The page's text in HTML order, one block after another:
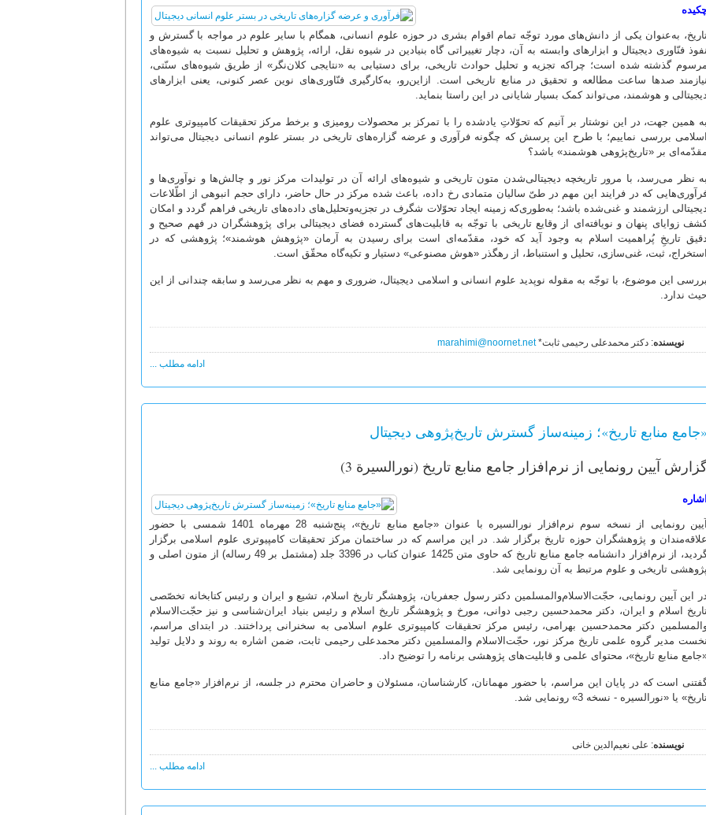
به‌عنوان یکی از دانش‌های مورد توجّه تمام اقوام بشری در حوزه علوم انسانی، همگام با سایر علوم در مواجه با گسترش و
نفوذ فنّاوری دیجیتال و ابزارهای وابسته به آن، دچار تغییراتی گاه بنیادین در شیوه نقل، ارائه، پژوهش و تحلیل نسبت به شیوه‌های
مرسوم گذشته شده است؛ چراکه تجزیه و تحلیل حوادث تاریخی، برای دستیابی به «نتایجی کلان‌نگر» از طریق شیوه‌های سنّتی،
نیازمند صدها ساعت مطالعه و تحقیق در منابع تاریخی است. ازاین‌رو، به‌کارگیری فنّاوری‌های نوین عصر کنونی، یعنی ابزارهای
دیجیتالی و هوشمند، می‌تواند کمک بسیار شایانی در این راستا بنماید.
به همین جهت، در این نوشتار بر آنیم که تحوّلاتِ یادشده را با تمرکز بر محصولات رومیزی و برخط مرکز تحقیقات کامپیوتری علوم
اسلامی بررسی نماییم؛ با طرح این پرسش که چگونه فرآوری و عرضه گزاره‌های تاریخی در بستر علوم انسانی دیجیتال می‌تواند
مقدّمه‌ای بر «تاریخ‌پژوهی هوشمند» باشد؟
به نظر می‌رسد، با مرور تاریخچه دیجیتالی‌شدن متون تاریخی و شیوه‌های ارائه آن در تولیدات مرکز نور و چالش‌ها و نوآوری‌ها و
که در فرایند این مهم در طیّ سالیان متمادی رخ داده، باعث شده مرکز در حال حاضر، دارای حجم انبوهی از اطّلاعات
دیجیتالی ارزشمند و غنی‌شده باشد؛ به‌طوری‌که زمینه ایجاد تحوّلات شگرف در تجزیه‌و‌تحلیل‌های داده‌های تاریخی فراهم گردد و امکان
زوایای پنهان و نویافته‌ای از وقایع تاریخی با توجّه به قابلیت‌های گسترده فضای دیجیتالی برای پژوهشگران در فهم صحیح و
دقیق تاریخِ پُراهمیت اسلام به وجود آید که خود، مقدّمه‌ای است برای رسیدن به آرمان «پژوهش هوشمند»؛ پژوهشی که در
استخراج، ثبت، غنی‌سازی، تحلیل و استنباط، از رهگذر «هوش مصنوعی» دستیار و تکیه‌گاه محقّق است.
بررسی این موضوع، با توجّه به مقوله نوپدید علوم انسانی و اسلامی دیجیتال، ضروری و مهم به نظر می‌رسد و سابقه چندانی از این
حیث ندارد.
نویسنده: دکتر محمدعلی رحیمی ثابت*marahimi@noornet.net
ادامه مطلب ...
«جامع منابع تاریخ»؛ زمینه‌ساز گسترش تاریخ‌پژوهی دیجیتال
آیین رونمایی از نرم‌افزار جامع منابع تاریخ (نورالسیرة 3)
اشاره
آیین رونمایی از نسخه سوم نرم‌افزار نورالسیره با عنوان «جامع منابع تاریخ»، پنج‌شنبه 28 مهرماه 1401 شمسی با حضور
علاقه‌مندان و پژوهشگران حوزه تاریخ برگزار شد. در این مراسم که در ساختمان مرکز تحقیقات کامپیوتری علوم اسلامی برگزار
گردید، از نرم‌افزار دانشنامه جامع منابع تاریخ که حاوی متن 1425 عنوان کتاب در 3396 جلد (مشتمل بر 49 رساله) از متون اصلی و
پژوهشی تاریخی و علوم مرتبط به آن رونمایی شد.
در این آیین رونمایی، حجّت‌الاسلام‌والمسلمین دکتر رسول جعفریان، پژوهشگر تاریخ اسلام، تشیع و ایران و رئیس کتابخانه تخصّصی
اسلام و ایران، دکتر محمدحسین رجبی دوانی، مورخ و پژوهشگر تاریخ اسلام و رئیس بنیاد ایران‌شناسی و نیز حجّت‌الاسلام
دکتر محمدحسین بهرامی، رئیس مرکز تحقیقات کامپیوتری علوم اسلامی به سخنرانی پرداختند. در ابتدای مراسم،
نخست مدیر گروه علمی تاریخ مرکز نور، حجّت‌الاسلام والمسلمین دکتر محمدعلی رحیمی ثابت، ضمن اشاره به روند و دلایل تولید
منابع تاریخ»، محتوای علمی و قابلیت‌های پژوهشی برنامه را توضیح داد.
است که در پایان این مراسم، با حضور مهمانان، کارشناسان، مسئولان و حاضران محترم در جلسه، از نرم‌افزار «جامع منابع
یا «نورالسیره - نسخه 3» رونمایی شد.
نویسنده: علی نعیم‌الدین خانی
ادامه مطلب ...